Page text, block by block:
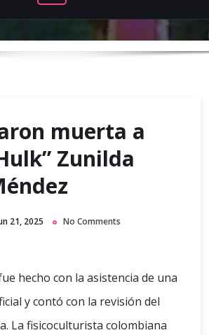
muerta a
Zunilda
21, 2025 No Comments
hecho con la asistencia de una
y contó con la revisión del
La fisicoculturista colombiana